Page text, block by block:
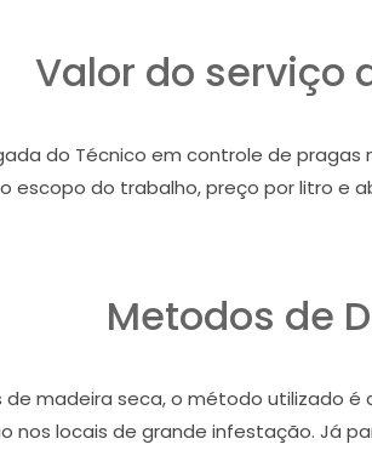
Valor do serviço
do Técnico em controle de pragas
escopo do trabalho, preço por litro e
Metodos de
de madeira seca, o método utilizado
nos locais de grande infestação. Já